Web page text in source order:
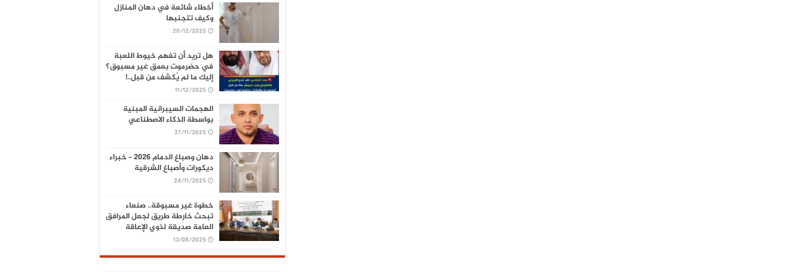
أخطاء شائعة في دهان المنازل
وكيف تتجنبها
20/12/2025
هل تريد أن تفهم خيوط اللعبة
في حضرموت بعمق غير مسبوق؟
إليك ما لم يُكشف من قبل..!
11/12/2025
الهجمات السيبرانية المبنية
بواسطة الذكاء الاصطناعي
27/11/2025
دهان وصباغ الدمام 2026 – خبراء
ديكورات وأصباغ الشرقية
24/11/2025
خطوة غير مسبوقة.. صنعاء
تبحث خارطة طريق لجعل المرافق
العامة صديقة لذوي الإعاقة
13/08/2025